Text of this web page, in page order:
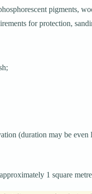
pigments,
for protection,
(duration may be even
1 square